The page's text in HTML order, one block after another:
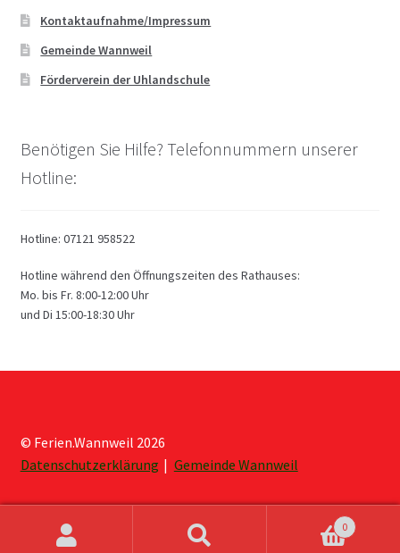
Kontaktaufnahme/Impressum
Gemeinde Wannweil
Förderverein der Uhlandschule
Benötigen Sie Hilfe? Telefonnummern unserer
Hotline:
Hotline: 07121 958522
Hotline während den Öffnungszeiten des Rathauses:
Mo. bis Fr. 8:00-12:00 Uhr
und Di 15:00-18:30 Uhr
© Ferien.Wannweil 2026
Datenschutzerklärung
Gemeinde Wannweil
0